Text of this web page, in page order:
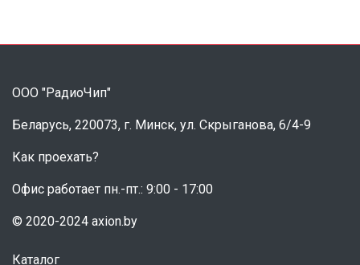
ООО "РадиоЧип"
Беларусь, 220073, г. Минск, ул. Скрыганова, 6/4-9
Как проехать?
Офис работает пн.-пт.: 9:00 - 17:00
© 2020-2024 axion.by
Каталог